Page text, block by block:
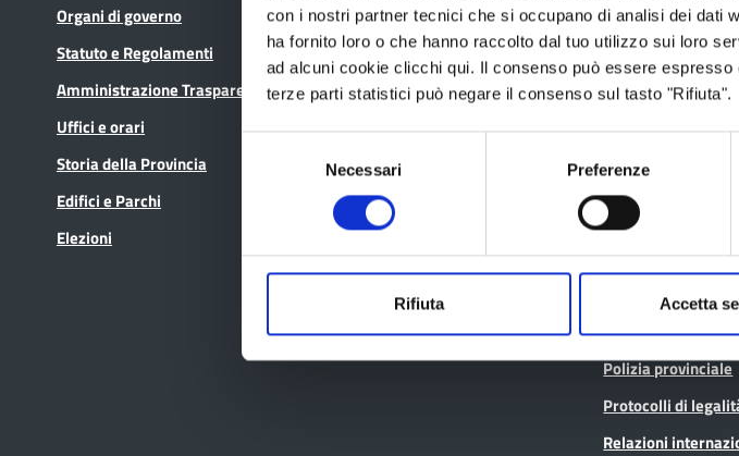
con i nostri partner tecnici che si occupano di analisi dei dati
ha fornito loro o che hanno raccolto dal tuo utilizzo sui loro
ad alcuni cookie clicchi qui. Il consenso può essere
terze parti statistici può negare il consenso sul tasto "Rifiuta".
Necessari Preferenze
Rifiuta Accetta
Organi di governo
Statuto e Regolamenti
Amministrazione Trasparente
Uffici e orari
Storia della Provincia
Edifici e Parchi
Elezioni
Bandi di gara
Avvisi pubblici
Concorsi e selezioni
In scadenza
Archivio
Bilancio
Conferenza
Istruzione
Noi Contro le Mafie
Osservatori e
Pari opportunità
Pianificazione
Polizia provinciale
Protocolli di
Relazioni